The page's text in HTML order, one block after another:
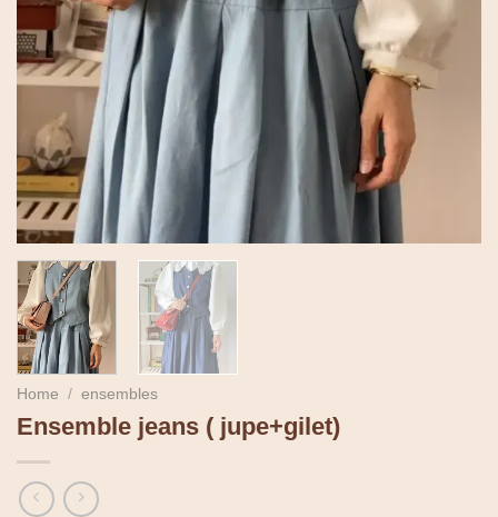
Home / ensembles
Ensemble jeans ( jupe+gilet)